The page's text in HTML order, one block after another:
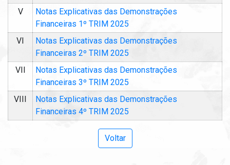
V
Notas Explicativas das Demonstrações
Financeiras 1º TRIM 2025
VI
Notas Explicativas das Demonstrações
Financeiras 2º TRIM 2025
VII
Notas Explicativas das Demonstrações
Financeiras 3º TRIM 2025
VIII
Notas Explicativas das Demonstrações
Financeiras 4º TRIM 2025
Voltar